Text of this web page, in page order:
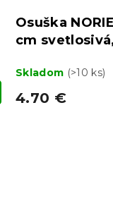
Osuška
cm
Skladom (>10 ks)
4.70 €